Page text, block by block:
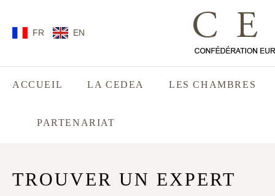
FR EN
ACCUEIL LA CEDEA LES CHAMBRES
PARTENARIAT
TROUVER UN EXPERT